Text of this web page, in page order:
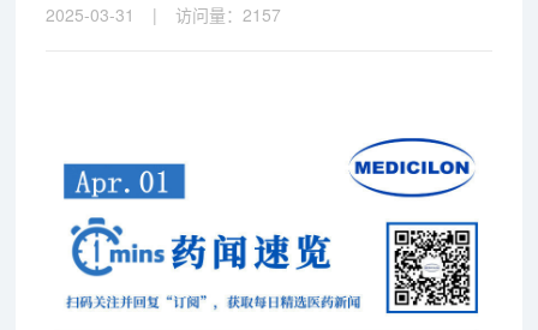
2025-03-31 | 访问量： 2157